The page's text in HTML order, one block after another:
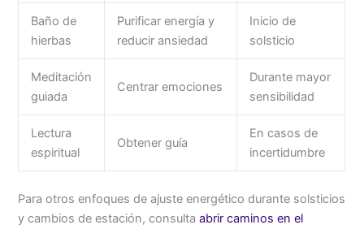
Baño de
hierbas
Purificar energía y
reducir ansiedad
Inicio de
solsticio
Meditación
guiada
Centrar emociones
Durante mayor
sensibilidad
Lectura
espiritual
Obtener guía
En casos de
incertidumbre
Para otros enfoques de ajuste energético durante solsticios
y cambios de estación, consultaabrir caminos en el